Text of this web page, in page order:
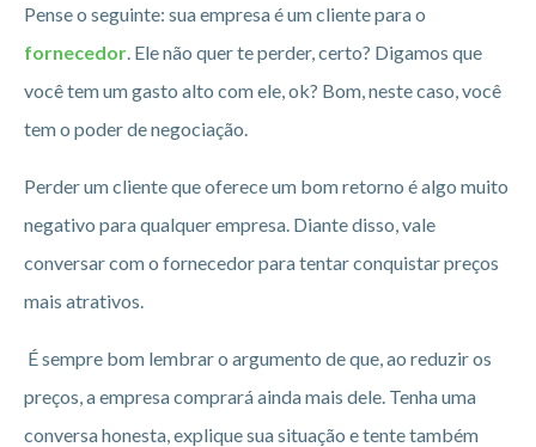
Pense o seguinte: sua empresa é um cliente para o
fornecedor. Ele não quer te perder, certo? Digamos que
você tem um gasto alto com ele, ok? Bom, neste caso, você
tem o poder de negociação.
Perder um cliente que oferece um bom retorno é algo muito
negativo para qualquer empresa. Diante disso, vale
conversar com o fornecedor para tentar conquistar preços
mais atrativos.
É sempre bom lembrar o argumento de que, ao reduzir os
preços, a empresa comprará ainda mais dele. Tenha uma
conversa honesta, explique sua situação e tente também